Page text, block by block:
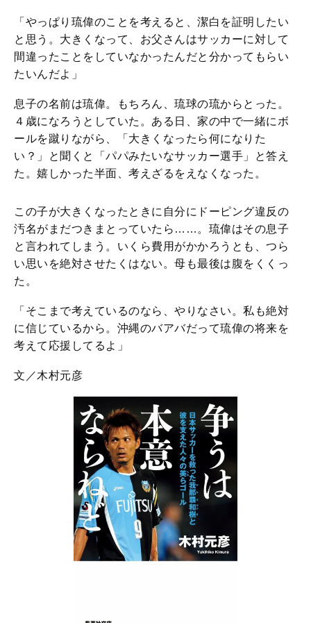
「やっぱり琉偉のことを考えると、潔白を証明したい
と思う。大きくなって、お父さんはサッカーに対して
間違ったことをしていなかったんだと分かってもらい
たいんだよ」
息子の名前は琉偉。もちろん、琉球の琉からとった。
４歳になろうとしていた。ある日、家の中で一緒にボ
ールを蹴りながら、「大きくなったら何になりた
い？」と聞くと「パパみたいなサッカー選手」と答え
た。嬉しかった半面、考えざるをえなくなった。
この子が大きくなったときに自分にドーピング違反の
汚名がまだつきまとっていたら……。琉偉はその息子
と言われてしまう。いくら費用がかかろうとも、つら
い思いを絶対させたくはない。母も最後は腹をくくっ
た。
「そこまで考えているのなら、やりなさい。私も絶対
に信じているから。沖縄のバアバだって琉偉の将来を
考えて応援してるよ」
文／木村元彦